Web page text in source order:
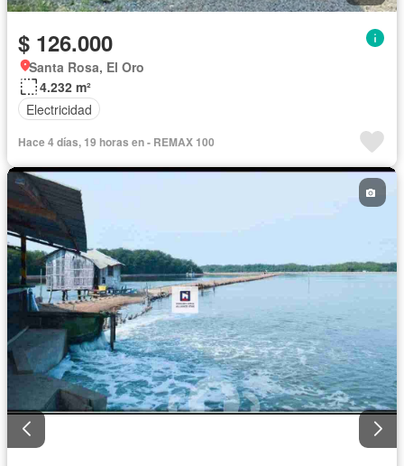
$ 126.000
Santa Rosa, El Oro
4.232 m²
Electricidad
Hace 4 días, 19 horas en - REMAX 100